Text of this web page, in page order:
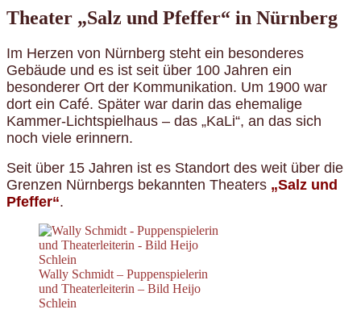
Theater „Salz und Pfeffer“ in Nürnberg
Im Herzen von Nürnberg steht ein besonderes
Gebäude und es ist seit über 100 Jahren ein
besonderer Ort der Kommunikation. Um 1900 war
dort ein Café. Später war darin das ehemalige
Kammer-Lichtspielhaus – das „KaLi“, an das sich
noch viele erinnern.
Seit über 15 Jahren ist es Standort des weit über die
Grenzen Nürnbergs bekannten Theaters „Salz und
Pfeffer“.
Wally Schmidt – Puppenspielerin
und Theaterleiterin – Bild Heijo
Schlein